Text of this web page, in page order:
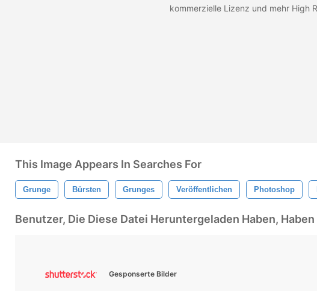
kommerzielle Lizenz und mehr High
This Image Appears In Searches For
Grunge Bürsten Grunges Veröffentlichen Photoshop
Benutzer, Die Diese Datei Heruntergeladen Haben,
Gesponserte Bilder